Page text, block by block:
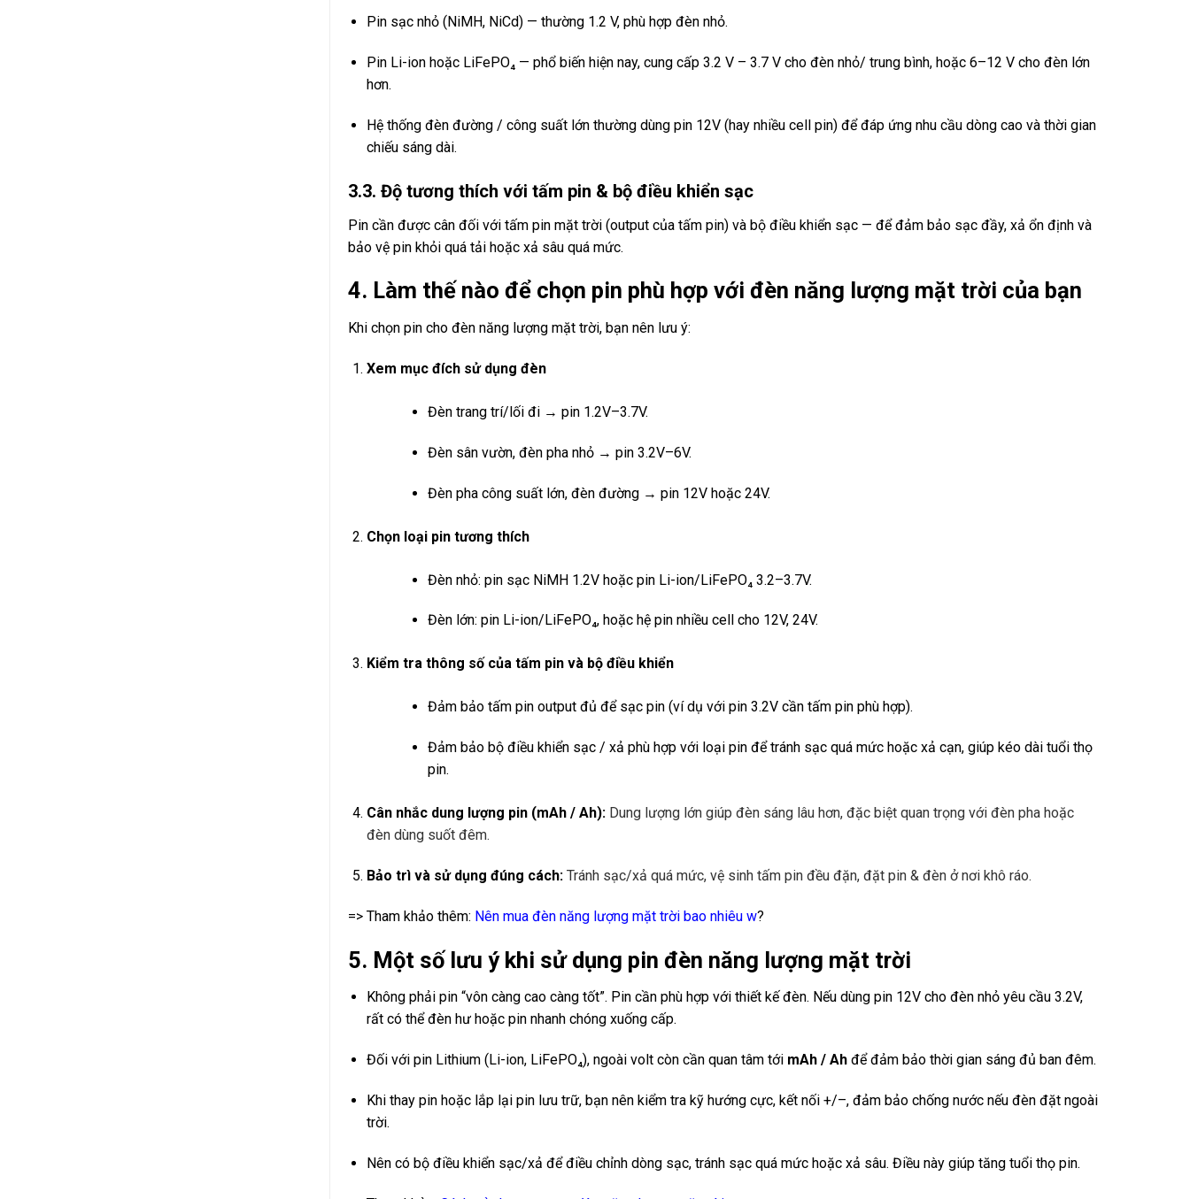
Pin sạc nhỏ (NiMH, NiCd) — thường 1.2 V, phù hợp đèn nhỏ.
Pin Li-ion hoặc LiFePO₄ — phổ biến hiện nay, cung cấp 3.2 V – 3.7 V cho đèn nhỏ/ trung bình, hoặc 6–12 V cho đèn lớn
hơn.
Hệ thống đèn đường / công suất lớn thường dùng pin 12V (hay nhiều cell pin) để đáp ứng nhu cầu dòng cao và thời gian
chiếu sáng dài.
3.3. Độ tương thích với tấm pin & bộ điều khiển sạc
Pin cần được cân đối với tấm pin mặt trời (output của tấm pin) và bộ điều khiển sạc — để đảm bảo sạc đầy, xả ổn định và
bảo vệ pin khỏi quá tải hoặc xả sâu quá mức.
4. Làm thế nào để chọn pin phù hợp với đèn năng lượng mặt trời của bạn
Khi chọn pin cho đèn năng lượng mặt trời, bạn nên lưu ý:
Xem mục đích sử dụng đèn
Đèn trang trí/lối đi → pin 1.2V–3.7V.
Đèn sân vườn, đèn pha nhỏ → pin 3.2V–6V.
Đèn pha công suất lớn, đèn đường → pin 12V hoặc 24V.
Chọn loại pin tương thích
Đèn nhỏ: pin sạc NiMH 1.2V hoặc pin Li-ion/LiFePO₄ 3.2–3.7V.
Đèn lớn: pin Li-ion/LiFePO₄, hoặc hệ pin nhiều cell cho 12V, 24V.
Kiểm tra thông số của tấm pin và bộ điều khiển
Đảm bảo tấm pin output đủ để sạc pin (ví dụ với pin 3.2V cần tấm pin phù hợp).
Đảm bảo bộ điều khiển sạc / xả phù hợp với loại pin để tránh sạc quá mức hoặc xả cạn, giúp kéo dài tuổi thọ
pin.
Cân nhắc dung lượng pin (mAh / Ah): Dung lượng lớn giúp đèn sáng lâu hơn, đặc biệt quan trọng với đèn pha hoặc
đèn dùng suốt đêm.
Bảo trì và sử dụng đúng cách: Tránh sạc/xả quá mức, vệ sinh tấm pin đều đặn, đặt pin & đèn ở nơi khô ráo.
=> Tham khảo thêm: Nên mua đèn năng lượng mặt trời bao nhiêu w?
5. Một số lưu ý khi sử dụng pin đèn năng lượng mặt trời
Không phải pin “vôn càng cao càng tốt”. Pin cần phù hợp với thiết kế đèn. Nếu dùng pin 12V cho đèn nhỏ yêu cầu 3.2V,
rất có thể đèn hư hoặc pin nhanh chóng xuống cấp.
Đối với pin Lithium (Li-ion, LiFePO₄), ngoài volt còn cần quan tâm tới mAh / Ahđể đảm bảo thời gian sáng đủ ban đêm.
Khi thay pin hoặc lắp lại pin lưu trữ, bạn nên kiểm tra kỹ hướng cực, kết nối +/–, đảm bảo chống nước nếu đèn đặt ngoài
trời.
Nên có bộ điều khiển sạc/xả để điều chỉnh dòng sạc, tránh sạc quá mức hoặc xả sâu. Điều này giúp tăng tuổi thọ pin.